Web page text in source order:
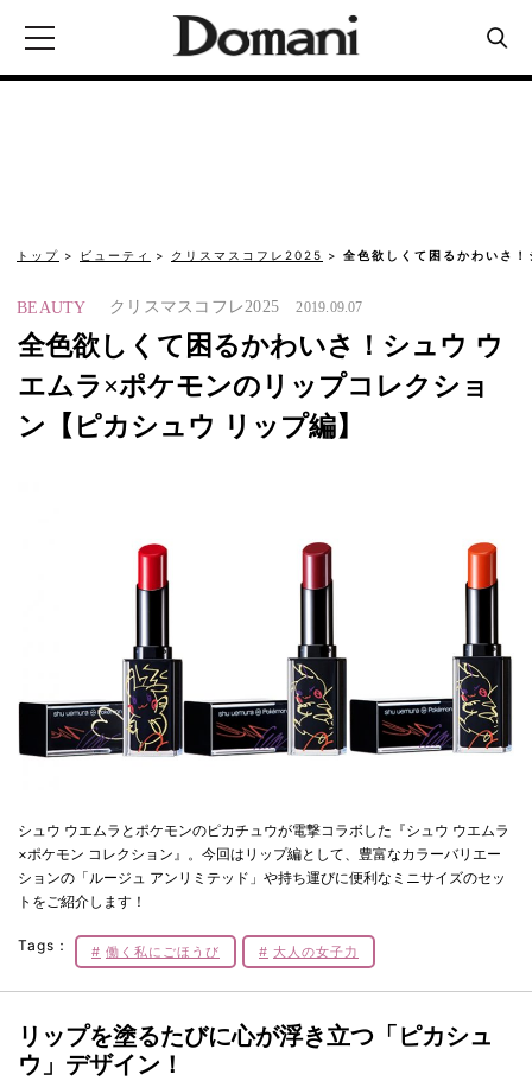
トップ ビューティ クリスマスコフレ2025 全色欲しくて困るかわいさ
BEAUTY クリスマスコフレ2025 2019.09.07
全色欲しくて困るかわいさ！シュウ ウ
エムラ×ポケモンのリップコレクショ
ン【ピカシュウ リップ編】
シュウ ウエムラとポケモンのピカチュウが電撃コラボした『シュウ ウエムラ
×ポケモン コレクション』。今回はリップ編として、豊富なカラーバリエー
ションの「ルージュ アンリミテッド」や持ち運びに便利なミニサイズのセッ
トをご紹介します！
Tags： 働く私にごほうび 大人の女子力
リップを塗るたびに心が浮き立つ「ピカシュ
ウ」デザイン！